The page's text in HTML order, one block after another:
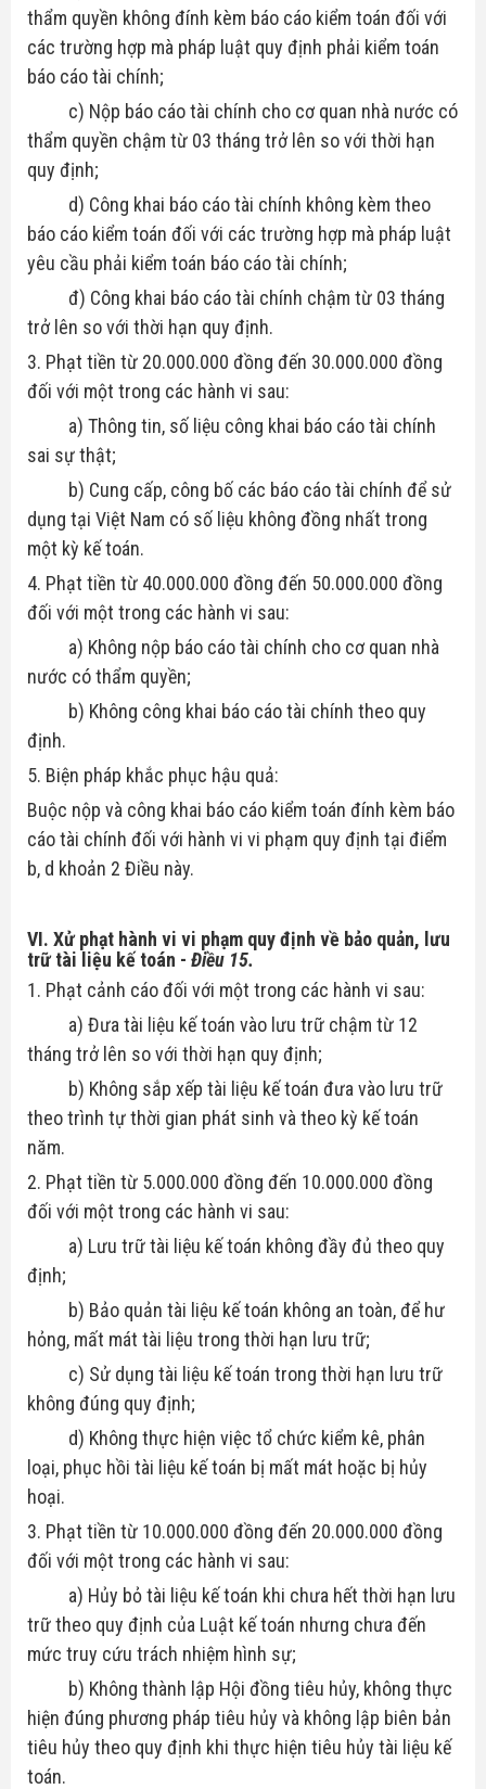
thẩm quyền không đính kèm báo cáo kiểm toán đối với
các trường hợp mà pháp luật quy định phải kiểm toán
báo cáo tài chính;
c) Nộp báo cáo tài chính cho cơ quan nhà nước có
thẩm quyền chậm từ 03 tháng trở lên so với thời hạn
quy định;
d) Công khai báo cáo tài chính không kèm theo
báo cáo kiểm toán đối với các trường hợp mà pháp luật
yêu cầu phải kiểm toán báo cáo tài chính;
đ) Công khai báo cáo tài chính chậm từ 03 tháng
trở lên so với thời hạn quy định.
3. Phạt tiền từ 20.000.000 đồng đến 30.000.000 đồng
đối với một trong các hành vi sau:
a) Thông tin, số liệu công khai báo cáo tài chính
sai sự thật;
b) Cung cấp, công bố các báo cáo tài chính để sử
dụng tại Việt Nam có số liệu không đồng nhất trong
một kỳ kế toán.
4. Phạt tiền từ 40.000.000 đồng đến 50.000.000 đồng
đối với một trong các hành vi sau:
a) Không nộp báo cáo tài chính cho cơ quan nhà
nước có thẩm quyền;
b) Không công khai báo cáo tài chính theo quy
định.
5. Biện pháp khắc phục hậu quả:
Buộc nộp và công khai báo cáo kiểm toán đính kèm báo
cáo tài chính đối với hành vi vi phạm quy định tại điểm
b, d khoản 2 Điều này.
VI. Xử phạt hành vi vi phạm quy định về bảo quản, lưu
trữ tài liệu kế toán - Điều 15.
1. Phạt cảnh cáo đối với một trong các hành vi sau:
a) Đưa tài liệu kế toán vào lưu trữ chậm từ 12
tháng trở lên so với thời hạn quy định;
b) Không sắp xếp tài liệu kế toán đưa vào lưu trữ
theo trình tự thời gian phát sinh và theo kỳ kế toán
năm.
2. Phạt tiền từ 5.000.000 đồng đến 10.000.000 đồng
đối với một trong các hành vi sau:
a) Lưu trữ tài liệu kế toán không đầy đủ theo quy
định;
b) Bảo quản tài liệu kế toán không an toàn, để hư
hỏng, mất mát tài liệu trong thời hạn lưu trữ;
c) Sử dụng tài liệu kế toán trong thời hạn lưu trữ
không đúng quy định;
d) Không thực hiện việc tổ chức kiểm kê, phân
loại, phục hồi tài liệu kế toán bị mất mát hoặc bị hủy
hoại.
3. Phạt tiền từ 10.000.000 đồng đến 20.000.000 đồng
đối với một trong các hành vi sau:
a) Hủy bỏ tài liệu kế toán khi chưa hết thời hạn lưu
trữ theo quy định của Luật kế toán nhưng chưa đến
mức truy cứu trách nhiệm hình sự;
b) Không thành lập Hội đồng tiêu hủy, không thực
hiện đúng phương pháp tiêu hủy và không lập biên bản
tiêu hủy theo quy định khi thực hiện tiêu hủy tài liệu kế
toán.